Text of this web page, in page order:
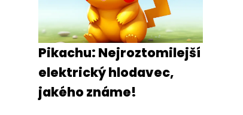
Pikachu: Nejroztomilejší
elektrický hlodavec,
jakého známe!